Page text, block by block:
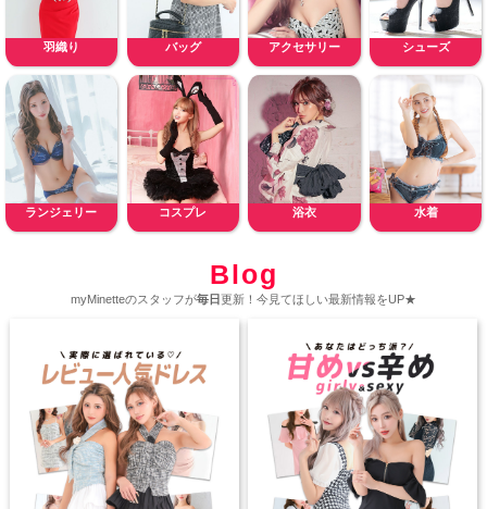
羽織り バッグ アクセサリー シューズ
ランジェリー コスプレ 浴衣 水着
Blog
myMinetteのスタッフが毎日 更新！今見てほしい最新情報をUP★